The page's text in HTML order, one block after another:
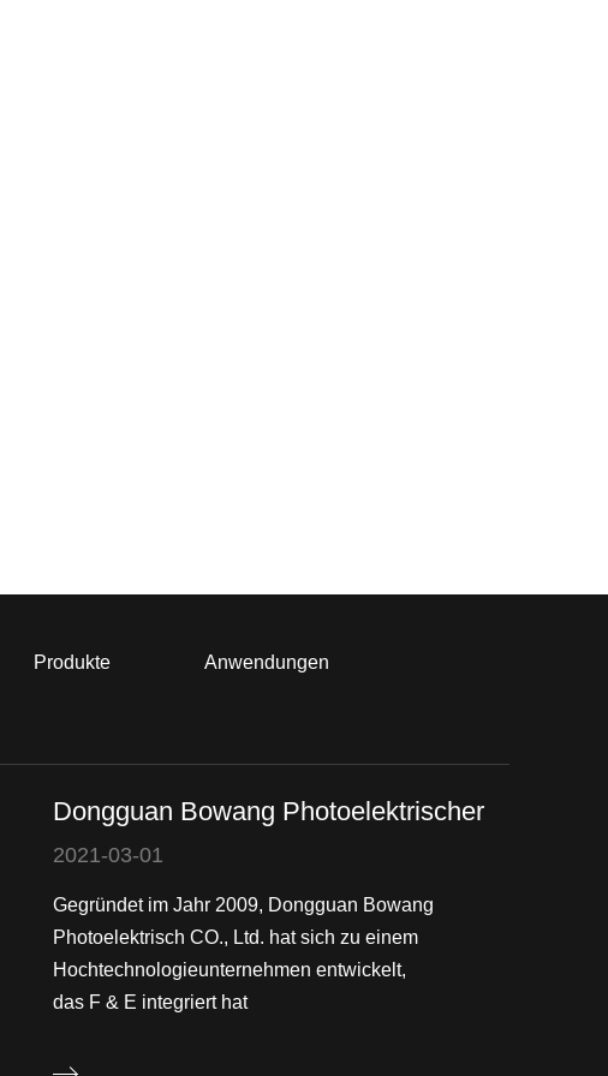
Produkte Anwendungen
Dongguan Bowang Photoelektrischer
2021-03-01
Gegründet im Jahr 2009, Dongguan Bowang
Photoelektrisch CO., Ltd. hat sich zu einem
Hochtechnologieunternehmen entwickelt,
das F & E integriert hat